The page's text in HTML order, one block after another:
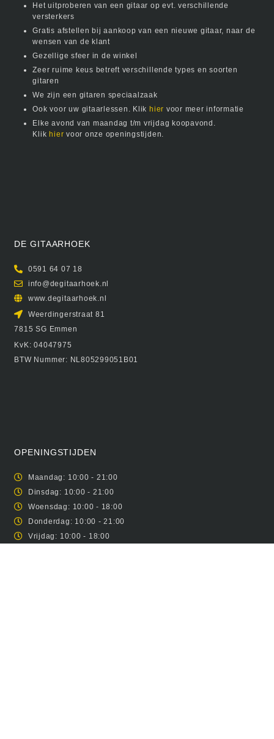
Het uitproberen van een gitaar op evt. verschillende
versterkers
Gratis afstellen bij aankoop van een nieuwe gitaar, naar de
wensen van de klant
Gezellige sfeer in de winkel
Zeer ruime keus betreft verschillende types en soorten
gitaren
We zijn een gitaren speciaalzaak
Ook voor uw gitaarlessen. Klik hier voor meer informatie
Elke avond van maandag t/m vrijdag koopavond.
Klik hier voor onze openingstijden.
DE GITAARHOEK
0591 64 07 18
info@degitaarhoek.nl
www.degitaarhoek.nl
Weerdingerstraat 81
7815 SG Emmen
KvK: 04047975
BTW Nummer: NL805299051B01
OPENINGSTIJDEN
Maandag: 10:00 - 21:00
Dinsdag: 10:00 - 21:00
Woensdag: 10:00 - 18:00
Donderdag: 10:00 - 21:00
Vrijdag: 10:00 - 18:00